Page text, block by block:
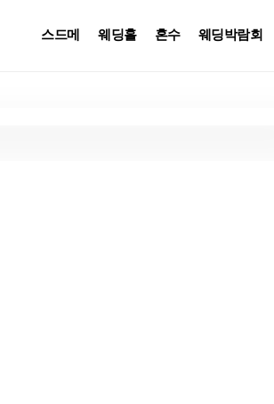
스드메 웨딩홀 혼수 웨딩박람회